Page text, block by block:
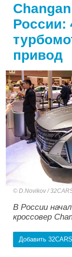
России:
привод
D.Novikov /
В России
кроссовер
Добавить